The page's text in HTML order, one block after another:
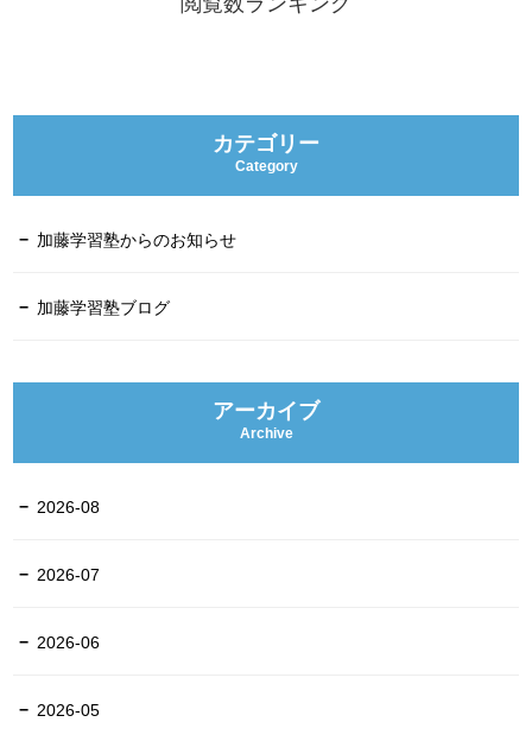
カテゴリー
Category
加藤学習塾からのお知らせ
加藤学習塾ブログ
アーカイブ
Archive
2026-08
2026-07
2026-06
2026-05